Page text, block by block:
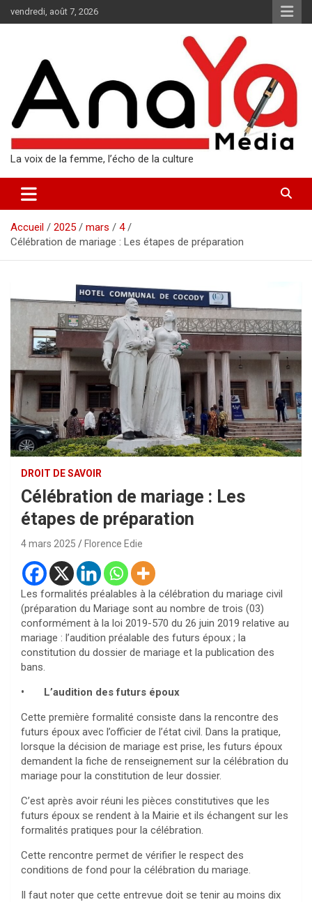
au
vendredi, août 7, 2026
La voix de la femme, l’écho de la culture
Accueil 2025 mars
4
Célébration de mariage : Les étapes de préparation
DROIT DE SAVOIR
Célébration de mariage : Les
étapes de préparation
4 mars 2025 Florence Edie
Les formalités préalables à la célébration du mariage civil
(préparation du Mariage sont au nombre de trois (03)
conformément à la loi 2019-570 du 26 juin 2019 relative au
mariage : l’audition préalable des futurs époux ; la
constitution du dossier de mariage et la publication des
bans.
• L’audition des futurs époux
Cette première formalité consiste dans la rencontre des
futurs époux avec l’officier de l’état civil. Dans la pratique,
lorsque la décision de mariage est prise, les futurs époux
demandent la fiche de renseignement sur la célébration du
mariage pour la constitution de leur dossier.
C’est après avoir réuni les pièces constitutives que les
futurs époux se rendent à la Mairie et ils échangent sur les
formalités pratiques pour la célébration.
Cette rencontre permet de vérifier le respect des
conditions de fond pour la célébration du mariage.
Il faut noter que cette entrevue doit se tenir au moins dix